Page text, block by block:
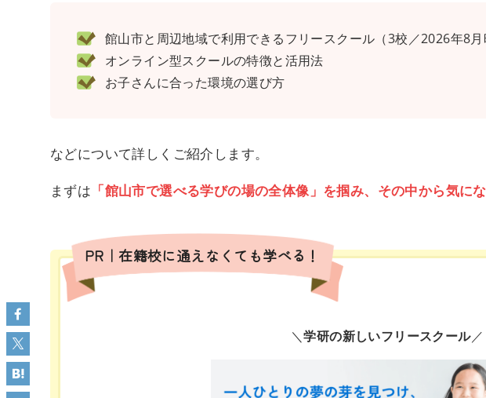
館山市と周辺地域で利用できるフリースクール（3校／2026年8月
オンライン型スクールの特徴と活用法
お子さんに合った環境の選び方
などについて詳しくご紹介します。
まずは 「館山市で選べる学びの場の全体像」を掴み、その中から気に
PR｜在籍校に通えなくても学べる！
＼学研の新しいフリースクール／